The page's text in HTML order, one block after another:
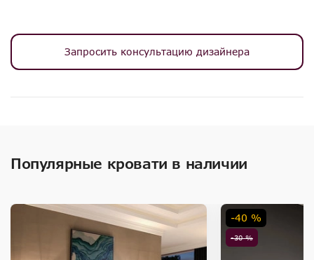
Запросить консультацию дизайнера
Популярные кровати в наличии
-30 %
-40 %